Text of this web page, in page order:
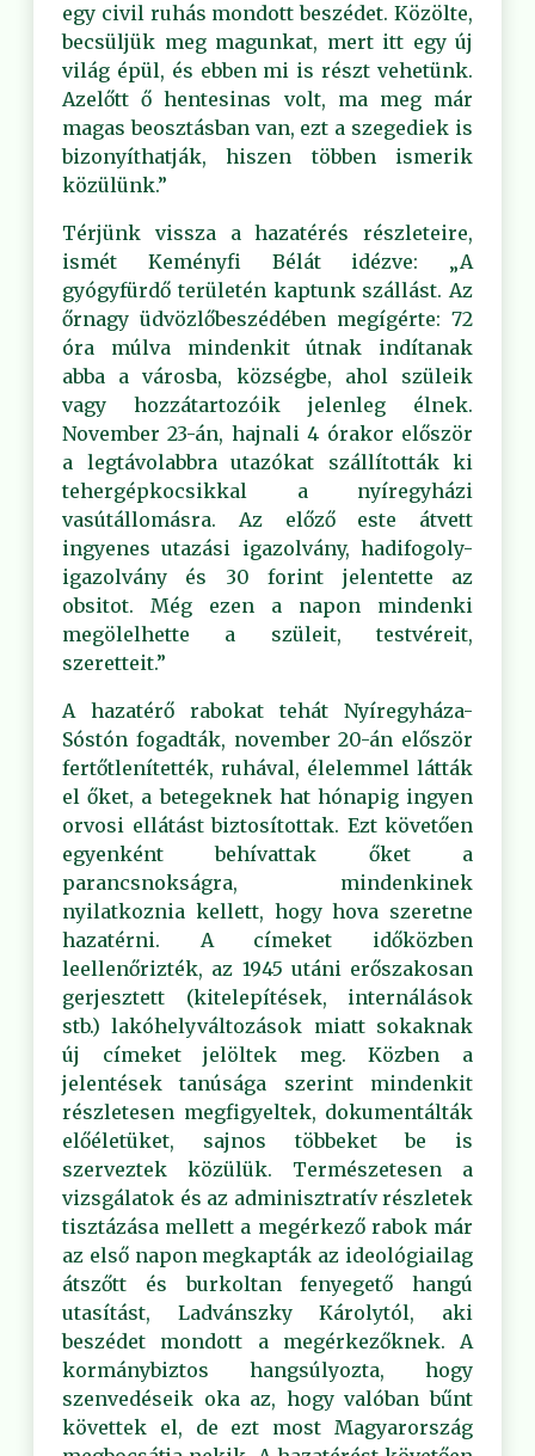
egy civil ruhás mondott beszédet. Közölte,
becsüljük meg magunkat, mert itt egy új
világ épül, és ebben mi is részt vehetünk.
Azelőtt ő hentesinas volt, ma meg már
magas beosztásban van, ezt a szegediek is
bizonyíthatják, hiszen többen ismerik
közülünk.”
Térjünk vissza a hazatérés részleteire,
ismét Keményfi Bélát idézve: „A
gyógyfürdő területén kaptunk szállást. Az
őrnagy üdvözlőbeszédében megígérte: 72
óra múlva mindenkit útnak indítanak
abba a városba, községbe, ahol szüleik
vagy hozzátartozóik jelenleg élnek.
November 23-án, hajnali 4 órakor először
a legtávolabbra utazókat szállították ki
tehergépkocsikkal a nyíregyházi
vasútállomásra. Az előző este átvett
ingyenes utazási igazolvány, hadifogoly-
igazolvány és 30 forint jelentette az
obsitot. Még ezen a napon mindenki
megölelhette a szüleit, testvéreit,
szeretteit.”
A hazatérő rabokat tehát Nyíregyháza-
Sóstón fogadták, november 20-án először
fertőtlenítették, ruhával, élelemmel látták
el őket, a betegeknek hat hónapig ingyen
orvosi ellátást biztosítottak. Ezt követően
egyenként behívattak őket a
parancsnokságra, mindenkinek
nyilatkoznia kellett, hogy hova szeretne
hazatérni. A címeket időközben
leellenőrizték, az 1945 utáni erőszakosan
gerjesztett (kitelepítések, internálások
stb.) lakóhelyváltozások miatt sokaknak
új címeket jelöltek meg. Közben a
jelentések tanúsága szerint mindenkit
részletesen megfigyeltek, dokumentálták
előéletüket, sajnos többeket be is
szerveztek közülük. Természetesen a
vizsgálatok és az adminisztratív részletek
tisztázása mellett a megérkező rabok már
az első napon megkapták az ideológiailag
átszőtt és burkoltan fenyegető hangú
utasítást, Ladvánszky Károlytól, aki
beszédet mondott a megérkezőknek. A
kormánybiztos hangsúlyozta, hogy
szenvedéseik oka az, hogy valóban bűnt
követtek el, de ezt most Magyarország